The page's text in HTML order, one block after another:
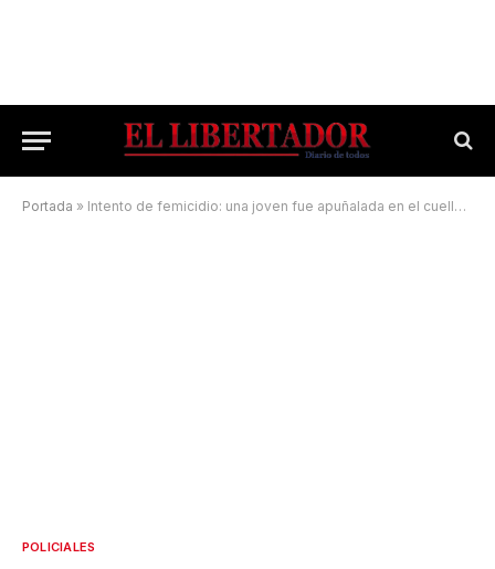
Portada » Intento de femicidio: una joven fue apuñalada en el cuello por su ex pareja
POLICIALES